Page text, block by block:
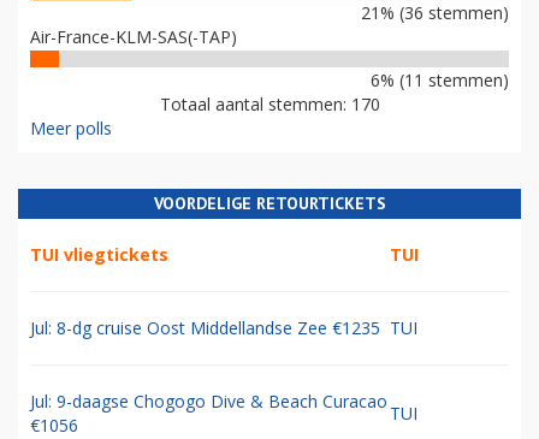
21% (36 stemmen)
Air-France-KLM-SAS(-TAP)
6% (11 stemmen)
Totaal aantal stemmen: 170
Meer polls
VOORDELIGE RETOURTICKETS
TUI vliegtickets TUI
Jul: 8-dg cruise Oost Middellandse Zee €1235 TUI
Jul: 9-daagse Chogogo Dive & Beach Curacao
€1056
TUI